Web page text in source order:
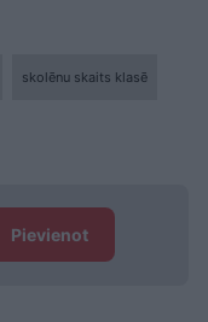
skolēnu skaits klasē
Pievienot